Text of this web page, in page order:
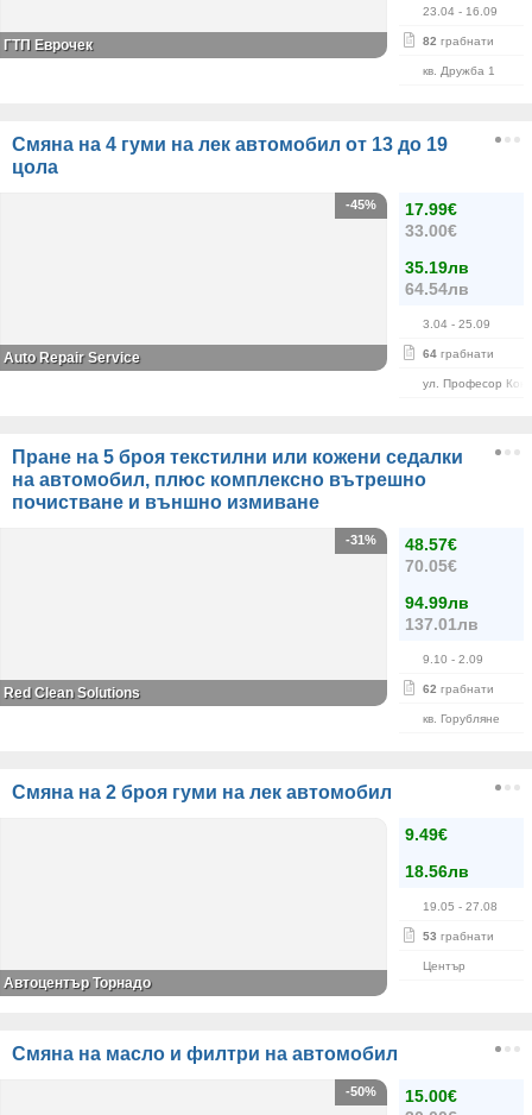
23.04 - 16.09
82 грабнати
кв. Дружба 1
ГТП Еврочек
Смяна на 4 гуми на лек автомобил от 13 до 19
цола
17.99€
33.00€
35.19лв
64.54лв
3.04 - 25.09
64 грабнати
ул. Професор
-45%
Auto Repair Service
Пране на 5 броя текстилни или кожени седалки
на автомобил, плюс комплексно вътрешно
почистване и външно измиване
48.57€
70.05€
94.99лв
137.01лв
9.10 - 2.09
62 грабнати
кв. Горубляне
-31%
Red Clean Solutions
Смяна на 2 броя гуми на лек автомобил
9.49€
18.56лв
19.05 - 27.08
53 грабнати
Център
Автоцентър Торнадо
Смяна на масло и филтри на автомобил
15.00€
-50%